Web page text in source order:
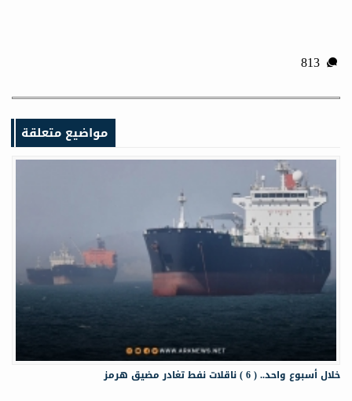
مواضيع متعلقة
خلال أسبوع واحد.. ( 6 ) ناقلات نفط تغادر مضيق هرمز